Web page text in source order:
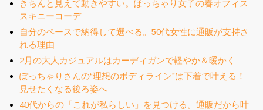
きちんと見えて動きやすい。ぽっちゃり女子の春オフィス
スキニーコーデ
自分のペースで納得して選べる。50代女性に通販が支持さ
れる理由
2月の大人カジュアルはカーディガンで軽やか＆暖かく
ぽっちゃりさんの“理想のボディライン”は下着で叶える！
見せたくなる後ろ姿へ
40代からの「これが私らしい」を見つける。通販だから叶